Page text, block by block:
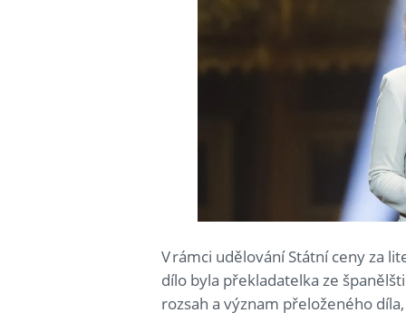
V rámci udělování Státní ceny za
dílo byla překladatelka ze
rozsah a význam přeloženého